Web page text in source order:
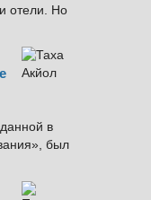
отели. Но
в
был